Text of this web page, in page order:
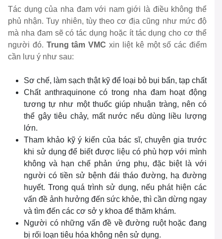
Tác dụng của nha đam với nam giới là điều không thể
phủ nhận. Tuy nhiên, tùy theo cơ địa cũng như mức độ
mà nha đam sẽ có tác dụng hoặc ít tác dụng cho cơ thể
người đó. Trung tâm VMC xin liệt kê một số các điểm
cần lưu ý như sau:
Sơ chế, làm sạch thật kỹ để loại bỏ bụi bẩn, tạp chất
Chất anthraquinone có trong nha đam hoạt động
tương tự như một thuốc giúp nhuận tràng, nên có
thể gây tiêu chảy, mất nước nếu dùng liều lượng
lớn.
Tham khảo kỹ ý kiến của bác sĩ, chuyên gia trước
khi sử dụng để biết được liệu có phù hợp với mình
không và hạn chế phản ứng phụ, đặc biệt là với
người có tiền sử bệnh đái tháo đường, hạ đường
huyết. Trong quá trình sử dụng, nếu phát hiện các
vấn đề ảnh hưởng đến sức khỏe, thì cần dừng ngay
và tìm đến các cơ sở y khoa để thăm khám.
Người có những vấn đề về đường ruột hoặc đang
bị rối loạn tiêu hóa không nên sử dụng.